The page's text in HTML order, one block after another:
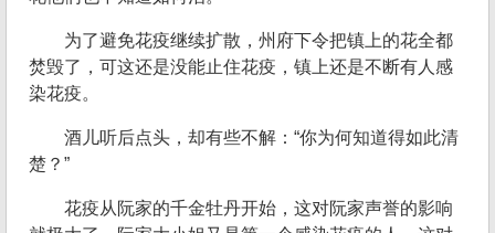
为了避免花疫继续扩散，州府下令把镇上的花全都
焚毁了，可这还是没能止住花疫，镇上还是不断有人感
染花疫。
酒儿听后点头，却有些不解：“你为何知道得如此清
楚？”
花疫从阮家的千金牡丹开始，这对阮家声誉的影响